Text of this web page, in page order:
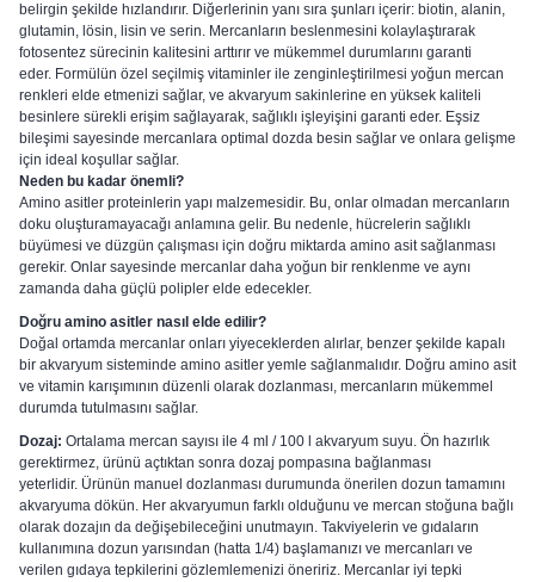
belirgin şekilde hızlandırır. Diğerlerinin yanı sıra şunları içerir: biotin, alanin,
glutamin, lösin, lisin ve serin. Mercanların beslenmesini kolaylaştırarak
fotosentez sürecinin kalitesini arttırır ve mükemmel durumlarını garanti
eder. Formülün özel seçilmiş vitaminler ile zenginleştirilmesi yoğun mercan
renkleri elde etmenizi sağlar, ve akvaryum sakinlerine en yüksek kaliteli
besinlere sürekli erişim sağlayarak, sağlıklı işleyişini garanti eder. Eşsiz
bileşimi sayesinde mercanlara optimal dozda besin sağlar ve onlara gelişme
için ideal koşullar sağlar.
Neden bu kadar önemli?
Amino asitler proteinlerin yapı malzemesidir. Bu, onlar olmadan mercanların
doku oluşturamayacağı anlamına gelir. Bu nedenle, hücrelerin sağlıklı
büyümesi ve düzgün çalışması için doğru miktarda amino asit sağlanması
gerekir. Onlar sayesinde mercanlar daha yoğun bir renklenme ve aynı
zamanda daha güçlü polipler elde edecekler.
Doğru amino asitler nasıl elde edilir?
Doğal ortamda mercanlar onları yiyeceklerden alırlar, benzer şekilde kapalı
bir akvaryum sisteminde amino asitler yemle sağlanmalıdır. Doğru amino asit
ve vitamin karışımının düzenli olarak dozlanması, mercanların mükemmel
durumda tutulmasını sağlar.
Dozaj: Ortalama mercan sayısı ile 4 ml / 100 l akvaryum suyu. Ön hazırlık
gerektirmez, ürünü açtıktan sonra dozaj pompasına bağlanması
yeterlidir. Ürünün manuel dozlanması durumunda önerilen dozun tamamını
akvaryuma dökün. Her akvaryumun farklı olduğunu ve mercan stoğuna bağlı
olarak dozajın da değişebileceğini unutmayın. Takviyelerin ve gıdaların
kullanımına dozun yarısından (hatta 1/4) başlamanızı ve mercanları ve
verilen gıdaya tepkilerini gözlemlemenizi öneririz. Mercanlar iyi tepki